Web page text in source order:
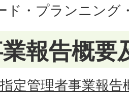
ド・プランニング
報告概要
定管理者事業報